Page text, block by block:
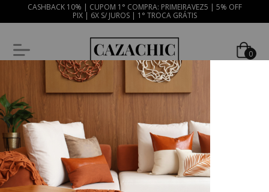
CASHBACK 10% | CUPOM 1° COMPRA: PRIMEIRAVEZ5 | 5% OFF
PIX | 6X S/ JUROS | 1° TROCA GRÁTIS
0